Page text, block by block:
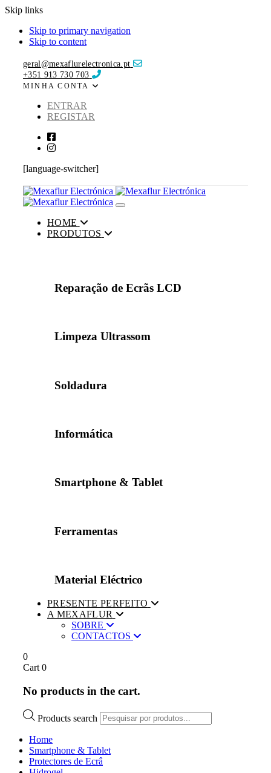
Skip links
Skip to primary navigation
Skip to content
geral@mexaflurelectronica.pt
+351 913 730 703
MINHA CONTA
ENTRAR
REGISTAR
[language-switcher]
Toggle navigation
HOME
PRODUTOS
Reparação de Ecrãs LCD
Limpeza Ultrassom
Soldadura
Informática
Smartphone & Tablet
Ferramentas
Material Eléctrico
PRESENTE PERFEITO
A MEXAFLUR
SOBRE
CONTACTOS
0
Cart 0
No products in the cart.
Products search
Home
Smartphone & Tablet
Protectores de Ecrâ